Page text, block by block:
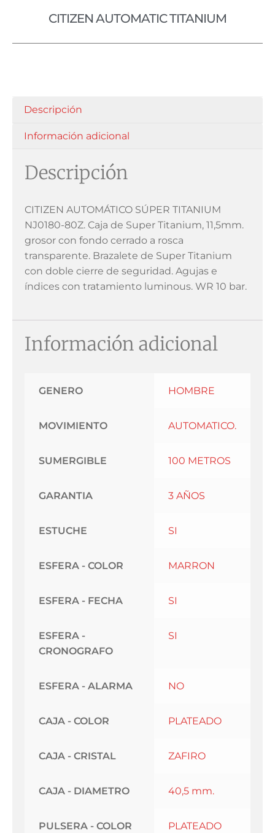
CITIZEN AUTOMATIC TITANIUM
Descripción
Información adicional
Descripción
CITIZEN AUTOMÁTICO SÚPER TITANIUM
NJ0180-80Z. Caja de Super Titanium, 11,5mm.
grosor con fondo cerrado a rosca
transparente. Brazalete de Super Titanium
con doble cierre de seguridad. Agujas e
índices con tratamiento luminous. WR 10 bar.
Información adicional
GENERO HOMBRE
MOVIMIENTO AUTOMATICO.
SUMERGIBLE 100 METROS
GARANTIA 3 AÑOS
ESTUCHE SI
ESFERA - COLOR MARRON
ESFERA - FECHA SI
ESFERA -
CRONOGRAFO
SI
ESFERA - ALARMA NO
CAJA - COLOR PLATEADO
CAJA - CRISTAL ZAFIRO
CAJA - DIAMETRO 40,5 mm.
PULSERA - COLOR PLATEADO